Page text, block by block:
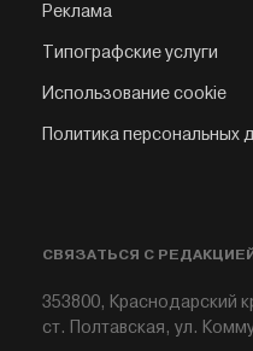
Реклама
Типографские услуги
Использование cookie
Политика персональных
СВЯЗАТЬСЯ С
353800, Краснодарский
ст. Полтавская, ул.